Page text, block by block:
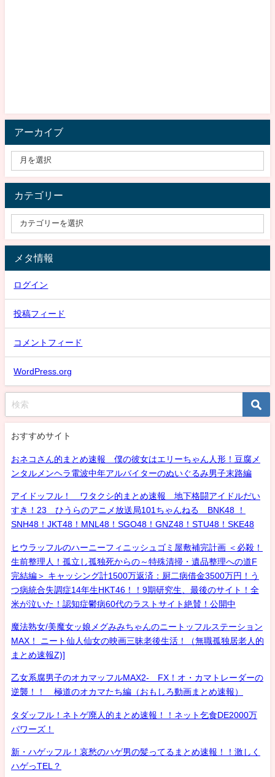
アーカイブ
カテゴリー
メタ情報
ログイン
投稿フィード
コメントフィード
WordPress.org
おすすめサイト
おネコさん的まとめ速報 僕の彼女はエリーちゃん人形！豆腐メ
ンタルメンヘラ電波中年アルバイターのぬいぐるみ男子末路編
アイドッフル！ ワタクシ的まとめ速報 地下格闘アイドルだい
すき！23 ひうらのアニメ放送局101ちゃんねる BNK48 ！
SNH48！JKT48！MNL48！SGO48！GNZ48！STU48！SKE48
ヒウラッフルのハーニーフィニッシュゴミ屋敷補完計画 ＜必殺！
生前整理人！孤立し孤独死からの～特殊清掃・遺品整理への道F
完結編＞ キャッシング計1500万返済：厨二病借金3500万円！う
つ病統合失調症14年生HKT46！！9期研究生、最後のサイト！全
米が泣いた！認知症鬱病60代のラストサイト絶賛！公開中
魔法熟女/美魔女ッ娘メグみみちゃんのニートッフルステーション
MAX！ ニート仙人仙女の映画三昧老後生活！（無職孤独居老人的
まとめ速報Z)]
乙女系腐男子のオカマッフルMAX2- FX！オ・カマトレーダーの
逆襲！！ 極道のオカマたち編（おもしろ動画まとめ速報）
タダッフル！ネトゲ廃人的まとめ速報！！ネット乞食DE2000万
パワーズ！
新・ハゲッフル！哀愁のハゲ男の髪ってるまとめ速報！！激しく
ハゲっTEL？